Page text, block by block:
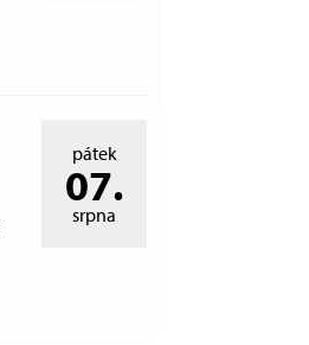
pátek
07.
srpna